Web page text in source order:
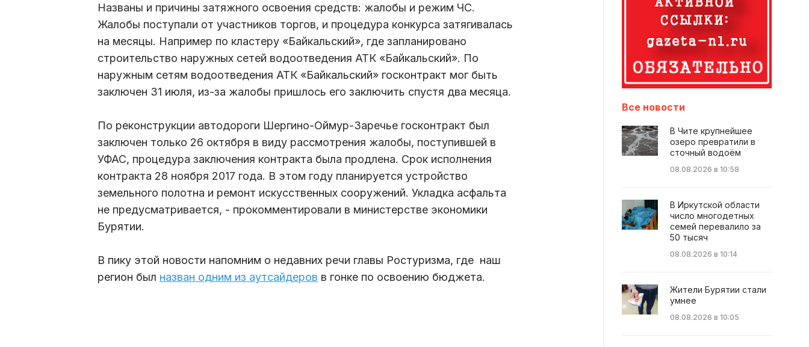
Названы и причины затяжного освоения средств: жалобы и режим ЧС.
Жалобы поступали от участников торгов, и процедура конкурса затягивалась
на месяцы. Например по кластеру «Байкальский», где запланировано
строительство наружных сетей водоотведения АТК «Байкальский». По
наружным сетям водоотведения АТК «Байкальский» госконтракт мог быть
заключен 31 июля, из-за жалобы пришлось его заключить спустя два месяца.
По реконструкции автодороги Шергино-Оймур-Заречье госконтракт был
заключен только 26 октября в виду рассмотрения жалобы, поступившей в
УФАС, процедура заключения контракта была продлена. Срок исполнения
контракта 28 ноября 2017 года. В этом году планируется устройство
земельного полотна и ремонт искусственных сооружений. Укладка асфальта
не предусматривается, - прокомментировали в министерстве экономики
Бурятии.
В пику этой новости напомним о недавних речи главы Ростуризма, где наш
регион был назван одним из аутсайдеров в гонке по освоению бюджета.
Все новости
В Чите крупнейшее
озеро превратили в
сточный водоём
08.08.2026 в 10:58
В Иркутской области
число многодетных
семей перевалило за
50 тысяч
08.08.2026 в 10:14
Жители Бурятии стали
умнее
08.08.2026 в 10:05